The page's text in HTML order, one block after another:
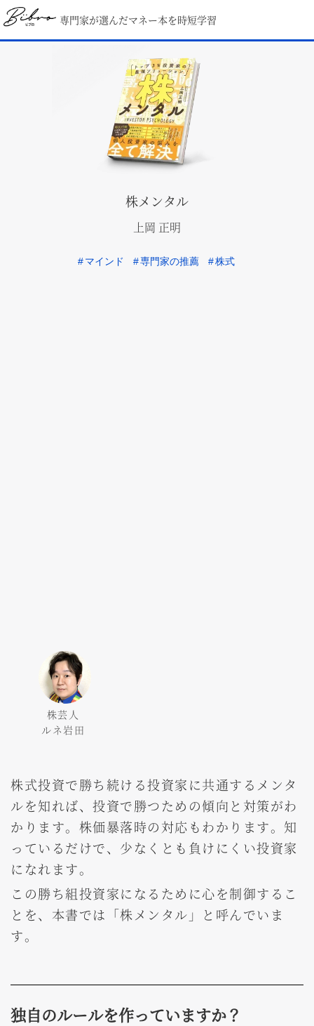
専門家が選んだマネー本を時短学習
株メンタル
上岡 正明
#マインド #専門家の推薦 #株式
株芸人
ルネ岩田
株式投資で勝ち続ける投資家に共通するメンタ
ルを知れば、投資で勝つための傾向と対策がわ
かります。株価暴落時の対応もわかります。知
っているだけで、少なくとも負けにくい投資家
になれます。
この勝ち組投資家になるために心を制御するこ
とを、本書では「株メンタル」と呼んでいま
す。
独自のルールを作っていますか？